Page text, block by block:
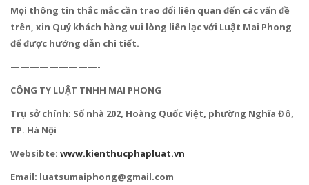
Mọi thông tin thắc mắc cần trao đổi liên quan đến các vấn đề
trên, xin Quý khách hàng vui lòng liên lạc với Luật Mai Phong
để được hướng dẫn chi tiết.
—————————-
CÔNG TY LUẬT TNHH MAI PHONG
Trụ sở chính: Số nhà 202, Hoàng Quốc Việt, phường Nghĩa Đô,
TP. Hà Nội
Websibte: www.kienthucphapluat.vn
Email: luatsumaiphong@gmail.com